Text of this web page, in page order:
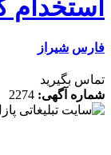
شیراز
بگیرید
آگهی:2274